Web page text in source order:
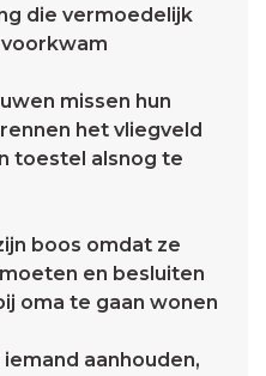
die vermoedelijk
missen hun
het vliegveld
toestel alsnog te
boos omdat ze
en besluiten
oma te gaan wonen
iemand aanhouden,